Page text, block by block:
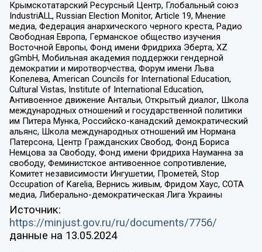
Крымскотатарский Ресурсный Центр, Глобальный союз
IndustriALL, Russian Election Monitor, Article 19, Мнение
медиа, Федерация анархического черного креста, Радио
Свободная Европа, Германское общество изучения
Восточной Европы, Фонд имени Фридриха Эберта, XZ
gGmbH, Мобильная академия поддержки гендерной
демократии и миротворчества, Форум имени Льва
Копелева, American Councils for International Education,
Cultural Vistas, Institute of International Education,
Антивоенное движение Антальи, Открытый диалог, Школа
международных отношений и государственной политики
им Питера Мунка, Российско-канадский демократический
альянс, Школа международных отношений им Нормана
Патерсона, Центр Гражданских Свобод, Фонд Бориса
Немцова за Свободу, Фонд имени Фридриха Науманна за
свободу, Феминистское антивоенное сопротивление,
Комитет независимости Ингушетии, Прометей, Stop
Occupation of Karelia, Вернись живым, Фридом Хаус, СОТА
медиа, Либерально-демократическая Лига Украины
Источник:
https://minjust.gov.ru/ru/documents/7756/
данные на 13.05.2024